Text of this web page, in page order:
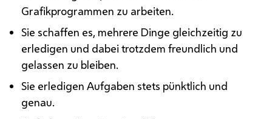
Grafikprogrammen zu arbeiten.
Sie schaffen es, mehrere Dinge gleichzeitig zu
erledigen und dabei trotzdem freundlich und
gelassen zu bleiben.
Sie erledigen Aufgaben stets pünktlich und
genau.